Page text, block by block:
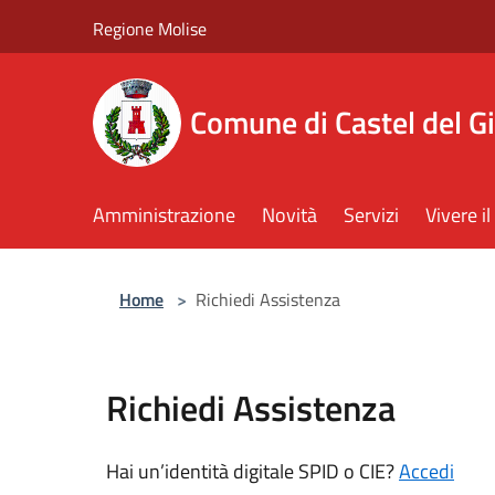
Regione Molise
Comune di Castel del
Amministrazione Novità Servizi Vivere
Home > Richiedi Assistenza
Richiedi Assistenza
Hai un’identità digitale SPID o CIE?Accedi